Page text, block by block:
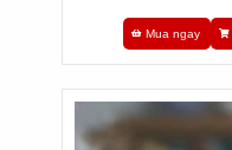
Mua ngay